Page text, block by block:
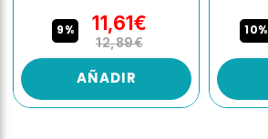
9% 11,61€
12,89€
AÑADIR
10%